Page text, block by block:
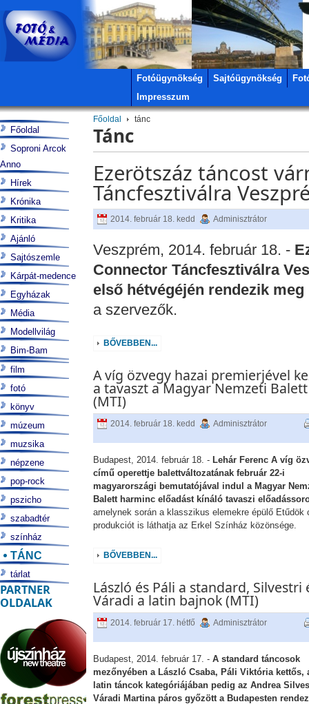
Fotóügynökség Sajtóügynökség
Impresszum
Főoldal tánc
Tánc
Ezerötszáz táncost
Táncfesztiválra
2014. február 18. kedd Adminisztrátor
Veszprém, 2014. február 18. -
Connector Táncfesztiválra
első hétvégéjén rendezik meg
a szervezők.
BŐVEBBEN...
A víg özvegy hazai premierjével
a tavaszt a Magyar Nemzeti Balett
(MTI)
2014. február 18. kedd Adminisztrátor
Budapest, 2014. február 18. - Lehár Ferenc A víg
című operettje balettváltozatának február 22-i
magyarországi bemutatójával indul a Magyar
Balett harminc előadást kínáló tavaszi
amelynek során a klasszikus elemekre épülő Etűdök
produkciót is láthatja az Erkel Színház közönsége.
BŐVEBBEN...
László és Páli a standard, Silvestri
Váradi a latin bajnok (MTI)
2014. február 17. hétfő Adminisztrátor
Budapest, 2014. február 17. - A standard táncosok
mezőnyében a László Csaba, Páli Viktória kettős,
latin táncok kategóriájában pedig az Andrea
Váradi Martina páros győzött a Budapesten
Főoldal
Soproni Arcok
Anno
Hírek
Krónika
Kritika
Ajánló
Sajtószemle
Kárpát-medence
Egyházak
Média
Modellvilág
Bim-Bam
film
fotó
könyv
múzeum
muzsika
népzene
pop-rock
pszicho
szabadtér
színház
TÁNC
tárlat
PARTNER
OLDALAK